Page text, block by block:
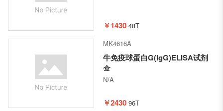
￥1430 48T
MK4616A
牛免疫球蛋白G(IgG)ELISA试剂
盒
N/A
￥2430 96T